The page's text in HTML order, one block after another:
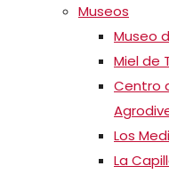
Museos
Museo
Miel de
Centro
Los
La